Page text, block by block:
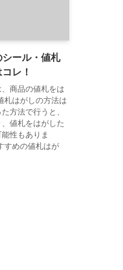
ール・値札
レ！
商品の値札をは
札はがしの方法は
方法で行うと、
値札をはがした
性もありま
すめの値札はが